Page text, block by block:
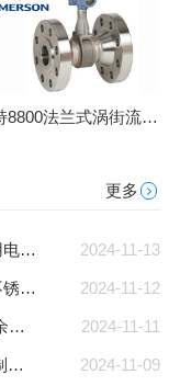
罗斯蒙特8800法兰式涡街流量计
更多
2024-11-13
用于控制灌溉或工业过程控制asco水用电磁阀-238水阀
2024-11-12
食品处理和包装应用耐腐蚀耐用asco不锈钢电磁阀-256通用电磁阀
2024-11-11
过程控制高可靠性asco紧急切断阀-冗余电磁阀
2024-11-09
sis阀门系统保障运营效率asco冗余控制电磁阀-327二位三通阀